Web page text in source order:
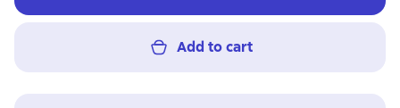
Add to cart